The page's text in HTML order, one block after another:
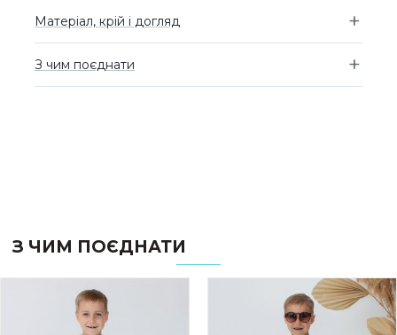
Матеріал, крій і догляд
З чим поєднати
З ЧИМ ПОЄДНАТИ